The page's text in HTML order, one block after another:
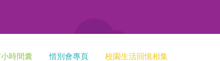
時間囊 惜別會專頁 校園生活回憶相集